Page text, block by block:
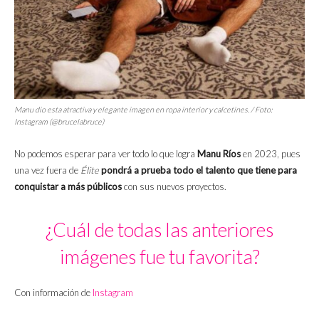
Manu dio esta atractiva y elegante imagen en ropa interior y calcetines. / Foto:
Instagram (@brucelabruce)
No podemos esperar para ver todo lo que logra Manu Ríosen 2023, pues
una vez fuera de Élitepondrá a prueba todo el talento que tiene para
conquistar a más públicoscon sus nuevos proyectos.
¿Cuál de todas las anteriores
imágenes fue tu favorita?
Con información de Instagram